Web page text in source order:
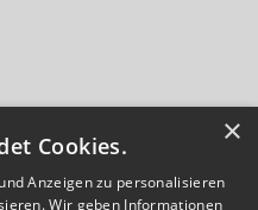
×
Cookies.
Anzeigen zu personalisieren
Wir geben Informationen